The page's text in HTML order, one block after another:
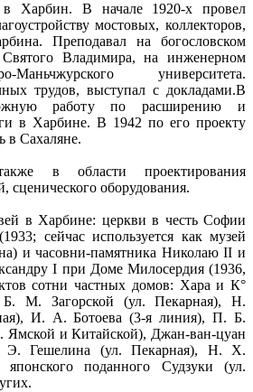
Харбин. В начале 1920-х провел
мостовых, коллекторов,
Преподавал на богословском
Святого Владимира, на инженерном
Маньчжурского университета.
трудов, выступал с докладами.В
работу по расширению и
в Харбине. В 1942 по его проекту
в Сахаляне.
в области проектирования
оборудования.
в Харбине: церкви в честь Софии
сейчас используется как музей
и часовни-памятника Николаю II и
I при Доме Милосердия (1936,
сотни частных домов: Хара и К°
М. Загорской (ул. Пекарная), Н.
И. А. Ботоева (3-я линия), П. Б.
Ямской и Китайской), Джан-ван-цуан
Э. Гешелина (ул. Пекарная), Н. Х.
поданного Судзуки (ул.